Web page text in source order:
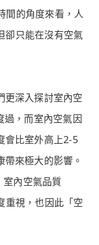
間的角度來看，人
卻只能在沒有空氣
更深入探討室內空
過，而室內空氣因
會比室外高上2-5
來極大的影響。
室內空氣品質
重視，也因此「空